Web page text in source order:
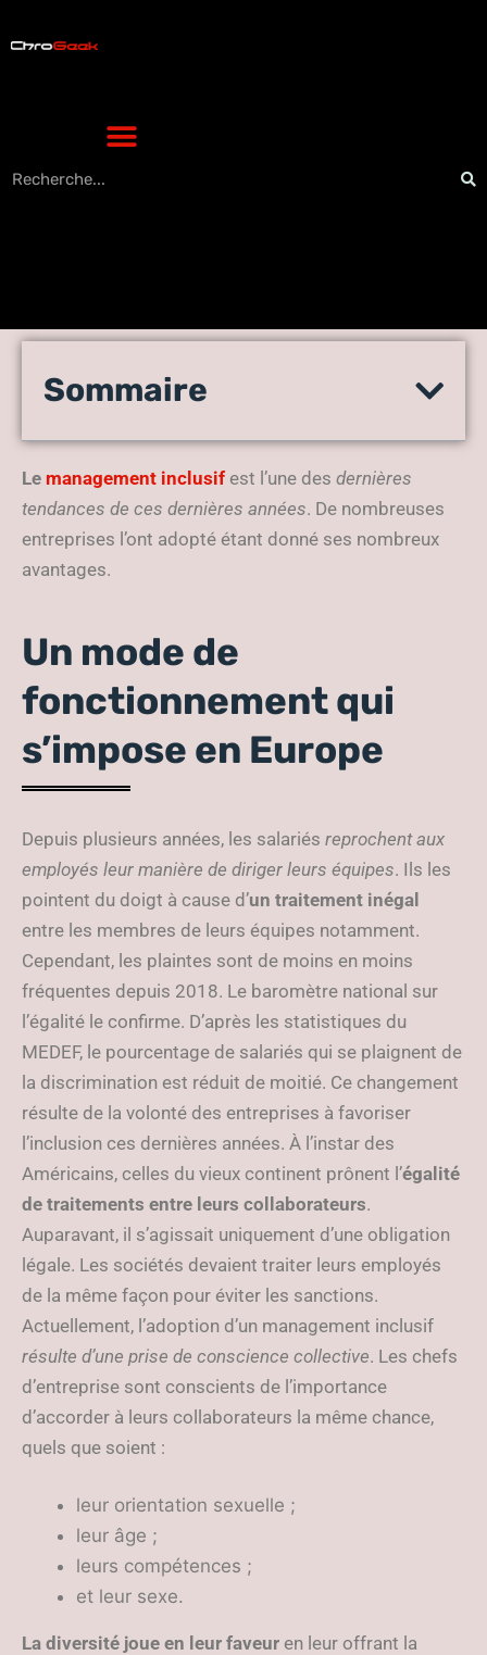
Le management inclusif, un
management
Sommaire
Le management inclusif est l’une des dernières
tendances de ces dernières années. De nombreuses
entreprises l’ont adopté étant donné ses nombreux
avantages.
Un mode de
fonctionnement qui
s’impose en Europe
Depuis plusieurs années, les salariés reprochent aux
employés leur manière de diriger leurs équipes. Ils les
pointent du doigt à cause d’un traitement inégal
entre les membres de leurs équipes notamment.
Cependant, les plaintes sont de moins en moins
fréquentes depuis 2018. Le baromètre national sur
l’égalité le confirme. D’après les statistiques du
MEDEF, le pourcentage de salariés qui se plaignent de
la discrimination est réduit de moitié. Ce changement
résulte de la volonté des entreprises à favoriser
l’inclusion ces dernières années. À l’instar des
Américains, celles du vieux continent prônent l’égalité
de traitements entre leurs collaborateurs.
Auparavant, il s’agissait uniquement d’une obligation
légale. Les sociétés devaient traiter leurs employés
de la même façon pour éviter les sanctions.
Actuellement, l’adoption d’un management inclusif
résulte d’une prise de conscience collective. Les chefs
d’entreprise sont conscients de l’importance
d’accorder à leurs collaborateurs la même chance,
quels que soient :
leur orientation sexuelle ;
leur âge ;
leurs compétences ;
et leur sexe.
La diversité joue en leur faveur en leur offrant la